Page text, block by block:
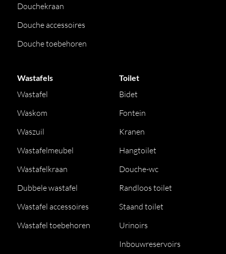
Douchekraan
Douche accessoires
Douche toebehoren
Wastafels
Wastafel
Waskom
Waszuil
Wastafelmeubel
Wastafelkraan
Dubbele wastafel
Wastafel accessoires
Wastafel toebehoren
Toilet
Bidet
Fontein
Kranen
Hangtoilet
Douche-wc
Randloos toilet
Staand toilet
Urinoirs
Inbouwreservoirs